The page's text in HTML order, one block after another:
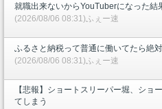
就職出来ないからYouTuberになった結
(2026/08/06 08:31)ふぇー速
ふるさと納税って普通に働いてたら絶
(2026/08/06 08:31)ふぇー速
【悲報】ショートスリーパー堀、ショ
てしまう